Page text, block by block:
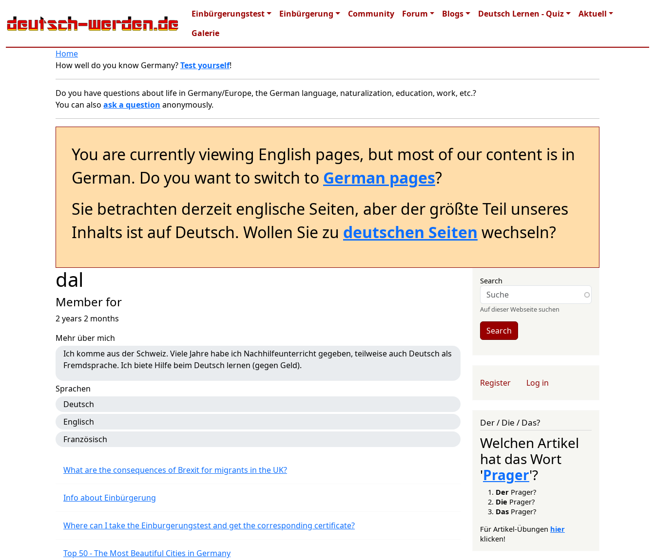
Main navigation
Einbürgerungstest Einbürgerung Community Forum Blogs Deutsch Lernen - Quiz
Aktuell
Galerie
Home
How well do you know Germany?Test yourself!
Do you have questions about life in Germany/Europe, the German language, naturalization, education, work, etc.?
You can also ask a question anonymously.
You are currently viewing English pages, but most of our content is in
German. Do you want to switch to German pages?
Sie betrachten derzeit englische Seiten, aber der größte Teil unseres
Inhalts ist auf Deutsch. Wollen Sie zu deutschen Seiten wechseln?
dal
Member for
2 years 2 months
Mehr über mich
Ich komme aus der Schweiz. Viele Jahre habe ich Nachhilfeunterricht gegeben, teilweise auch Deutsch als
Fremdsprache. Ich biete Hilfe beim Deutsch lernen (gegen Geld).
Sprachen
Deutsch
Englisch
Französisch
What are the consequences of Brexit for migrants in the UK?
Info about Einbürgerung
Where can I take the Einburgerungstest and get the corresponding certificate?
Top 50 - The Most Beautiful Cities in Germany
Search
Auf dieser Webseite suchen
Search
User account menu
Register Log in
Der / Die / Das?
Welchen Artikel
hat das Wort
'Prager'?
Der Prager?
Die Prager?
Das Prager?
Für Artikel-Übungen hier
klicken!